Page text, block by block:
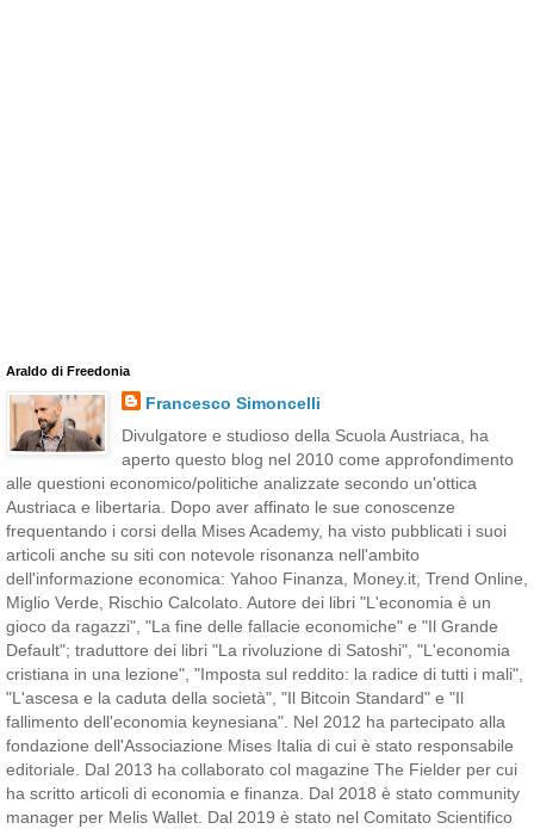
Araldo di Freedonia
Francesco Simoncelli
Divulgatore e studioso della Scuola Austriaca, ha
aperto questo blog nel 2010 come approfondimento
alle questioni economico/politiche analizzate secondo un'ottica
Austriaca e libertaria. Dopo aver affinato le sue conoscenze
frequentando i corsi della Mises Academy, ha visto pubblicati i suoi
articoli anche su siti con notevole risonanza nell'ambito
dell'informazione economica: Yahoo Finanza, Money.it, Trend Online,
Miglio Verde, Rischio Calcolato. Autore dei libri "L'economia è un
gioco da ragazzi", "La fine delle fallacie economiche" e "Il Grande
Default"; traduttore dei libri "La rivoluzione di Satoshi", "L'economia
cristiana in una lezione", "Imposta sul reddito: la radice di tutti i mali",
"L'ascesa e la caduta della società", "Il Bitcoin Standard" e "Il
fallimento dell'economia keynesiana". Nel 2012 ha partecipato alla
fondazione dell'Associazione Mises Italia di cui è stato responsabile
editoriale. Dal 2013 ha collaborato col magazine The Fielder per cui
ha scritto articoli di economia e finanza. Dal 2018 è stato community
manager per Melis Wallet. Dal 2019 è stato nel Comitato Scientifico